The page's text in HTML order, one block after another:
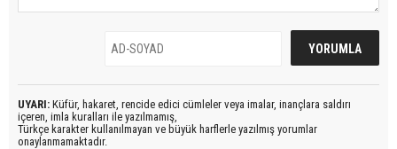
UYARI: Küfür, hakaret, rencide edici cümleler veya imalar, inançlara saldırı
içeren, imla kuralları ile yazılmamış,
Türkçe karakter kullanılmayan ve büyük harflerle yazılmış yorumlar
onaylanmamaktadır.